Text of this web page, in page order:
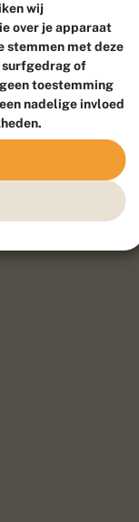
wij
over je apparaat
stemmen met deze
surfgedrag of
toestemming
nadelige invloed
, ontworpen door